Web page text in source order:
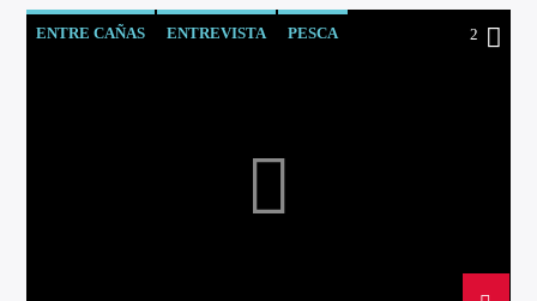
ENTRE CAÑAS ENTREVISTA PESCA 2